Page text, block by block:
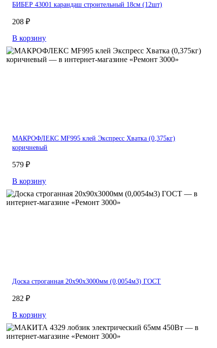
БИБЕР 43001 карандаш строительный 18см (12шт)
208 ₽
В корзину
МАКРОФЛЕКС MF995 клей Экспресс Хватка (0,375кг)
коричневый
579 ₽
В корзину
Доска строганная 20х90х3000мм (0,0054м3) ГОСТ
282 ₽
В корзину